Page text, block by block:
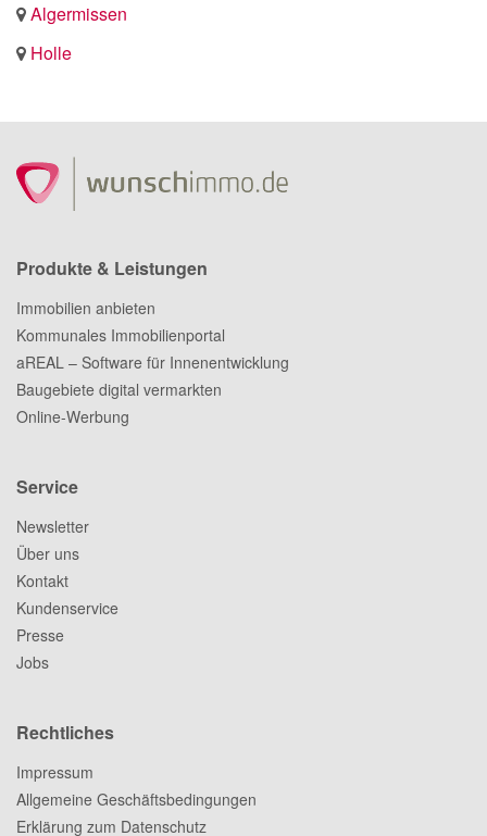
Algermissen
Holle
Produkte & Leistungen
Immobilien anbieten
Kommunales Immobilienportal
aREAL – Software für Innenentwicklung
Baugebiete digital vermarkten
Online-Werbung
Service
Newsletter
Über uns
Kontakt
Kundenservice
Presse
Jobs
Rechtliches
Impressum
Allgemeine Geschäftsbedingungen
Erklärung zum Datenschutz